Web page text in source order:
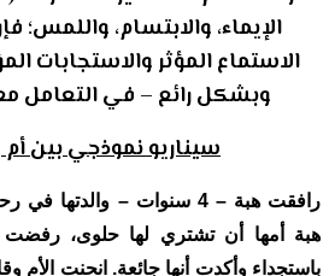
الإيماء، والابتسام،
الاستماع المؤثر والاستجابات
وبشكل رائع – في التعامل
سيناريو نموذجي بين
رافقت هبة – 4 سنوات –
هبة أمها أن تشتري لها حلوى، رفضت
باستجداء وأكدت أنها جائعة. انحنت الأم